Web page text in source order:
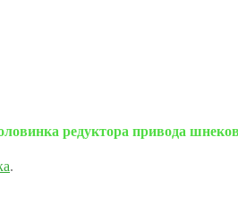
редуктора привода
.